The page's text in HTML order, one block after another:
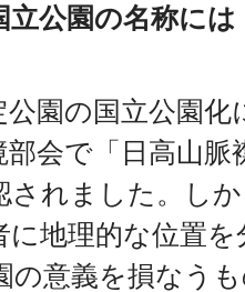
立公園の名称に
園の国立公園化
会で「日高山脈
されました。し
に地理的な位置
の意義を損なう